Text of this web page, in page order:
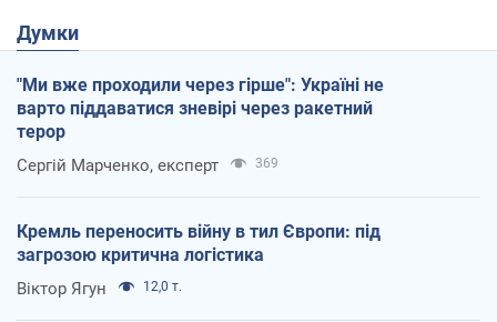
Думки
"Ми вже проходили через гірше": Україні не
варто піддаватися зневірі через ракетний
терор
Сергій Марченко, експерт 369
Кремль переносить війну в тил Європи: під
загрозою критична логістика
Віктор Ягун 12,0 т.